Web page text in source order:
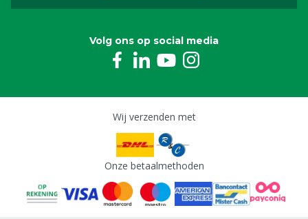
Volg ons op social media
Wij verzenden met
Onze betaalmethoden